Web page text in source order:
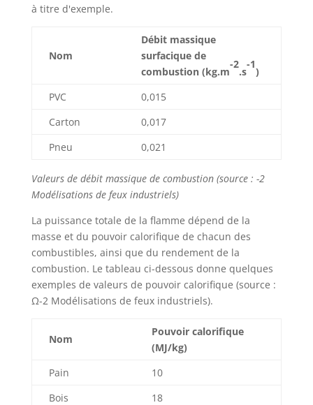
à titre d'exemple.
Nom
Débit massique
surfacique de
combustion (kg.m
-2
.s
-1
)
PVC
0,015
Carton
0,017
Pneu
0,021
Valeurs de débit massique de combustion (source : -2
Modélisations de feux industriels)
La puissance totale de la flamme dépend de la
masse et du pouvoir calorifique de chacun des
combustibles, ainsi que du rendement de la
combustion. Le tableau ci-dessous donne quelques
exemples de valeurs de pouvoir calorifique (source :
Ω-2 Modélisations de feux industriels).
Nom
Pouvoir calorifique
(MJ/kg)
Pain
10
Bois
18